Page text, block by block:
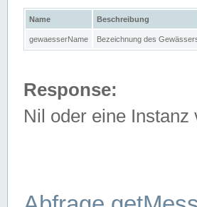
Name Beschreibung
gewaesserName Bezeichnung des
Response:
Nil oder eine Instanz